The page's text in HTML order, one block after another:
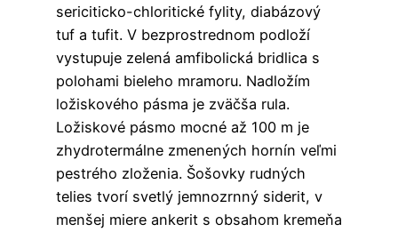
sericiticko-chloritické fylity, diabázový
tuf a tufit. V bezprostrednom podloží
vystupuje zelená amfibolická bridlica s
polohami bieleho mramoru. Nadložím
ložiskového pásma je zväčša rula.
Ložiskové pásmo mocné až 100 m je
zhydrotermálne zmenených hornín veľmi
pestrého zloženia. Šošovky rudných
telies tvorí svetlý jemnozrnný siderit, v
menšej miere ankerit s obsahom kremeňa